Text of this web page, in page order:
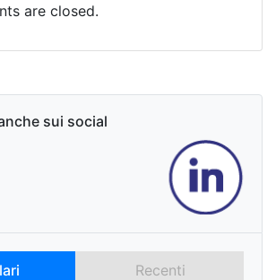
are closed.
sui social
Recenti